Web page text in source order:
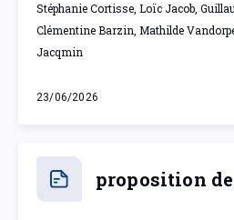
Stéphanie Cortisse, Loïc Jacob,
Clémentine Barzin, Mathilde
Jacqmin
23/06/2026
mardi 23 juin 2026
proposition